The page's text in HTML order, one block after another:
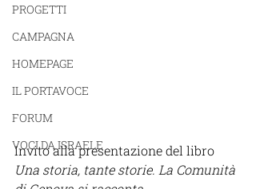
PROGETTI
CAMPAGNA
HOMEPAGE
IL PORTAVOCE
FORUM
VOCI DA ISRAELE
Invito alla presentazione del libro
Una storia, tante storie. La Comunità